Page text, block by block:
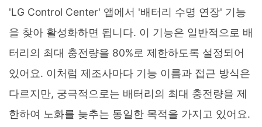
'LG Control Center' 앱에서 '배터리 수명 연장' 기능
을 찾아 활성화하면 됩니다. 이 기능은 일반적으로 배
터리의 최대 충전량을 80%로 제한하도록 설정되어
있어요. 이처럼 제조사마다 기능 이름과 접근 방식은
다르지만, 궁극적으로는 배터리의 최대 충전량을 제
한하여 노화를 늦추는 동일한 목적을 가지고 있어요.